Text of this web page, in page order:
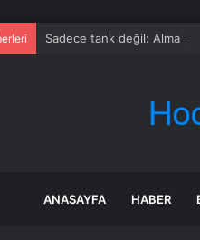
Sadece tank değil:
ANASAYFA HABER